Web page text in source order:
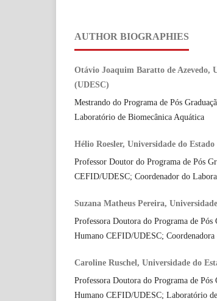
AUTHOR BIOGRAPHIES
Otávio Joaquim Baratto de Azevedo,
(UDESC)
Mestrando do Programa de Pós
Laboratório de Biomecânica Aquática
Hélio Roesler, Universidade do
Professor Doutor do Programa de Pós
CEFID/UDESC; Coordenador do
Suzana Matheus Pereira,
Professora Doutora do Programa de
Humano CEFID/UDESC;
Caroline Ruschel, Universidade do
Professora Doutora do Programa de
Humano CEFID/UDESC; Laboratório